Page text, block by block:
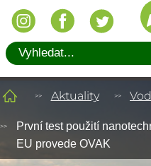
Aktuality
První test použití
EU provede OVAK